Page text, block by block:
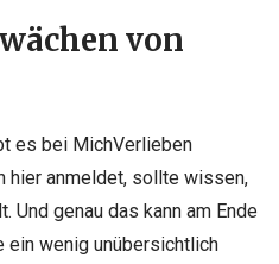
von
es bei MichVerlieben
hier anmeldet, sollte wissen,
Und genau das kann am Ende
ein wenig unübersichtlich